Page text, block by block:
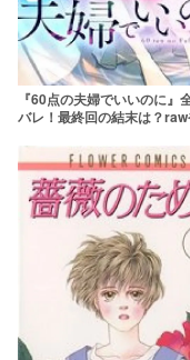
『60点の夫婦でいいのに』
バレ！最終回の結末は？